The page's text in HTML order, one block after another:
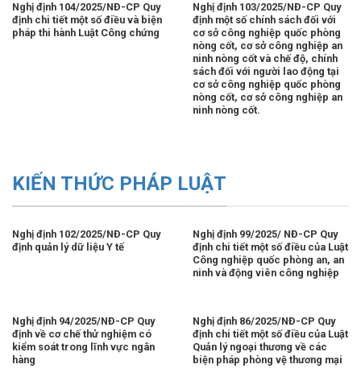
Nghị định 104/2025/NĐ-CP Quy
định chi tiết một số điều và biện
pháp thi hành Luật Công chứng
Nghị định 103/2025/NĐ-CP Quy
định một số chính sách đối với
cơ sở công nghiệp quốc phòng
nòng cốt, cơ sở công nghiệp an
ninh nòng cốt và chế độ, chính
sách đối với người lao động tại
cơ sở công nghiệp quốc phòng
nòng cốt, cơ sở công nghiệp an
ninh nòng cốt.
KIẾN THỨC PHÁP LUẬT
Nghị định 102/2025/NĐ-CP Quy
định quản lý dữ liệu Y tế
Nghị định 99/2025/ NĐ-CP Quy
định chi tiết một số điều của Luật
Công nghiệp quốc phòng an, an
ninh và động viên công nghiệp
Nghị định 94/2025/NĐ-CP Quy
định về cơ chế thử nghiệm có
kiểm soát trong lĩnh vực ngân
hàng
Nghị định 86/2025/NĐ-CP Quy
định chi tiết một số điều của Luật
Quản lý ngoại thương về các
biện pháp phòng vệ thương mại